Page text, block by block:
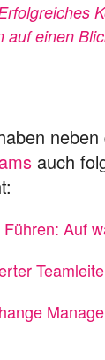
auf einen
neben
auch
Auf